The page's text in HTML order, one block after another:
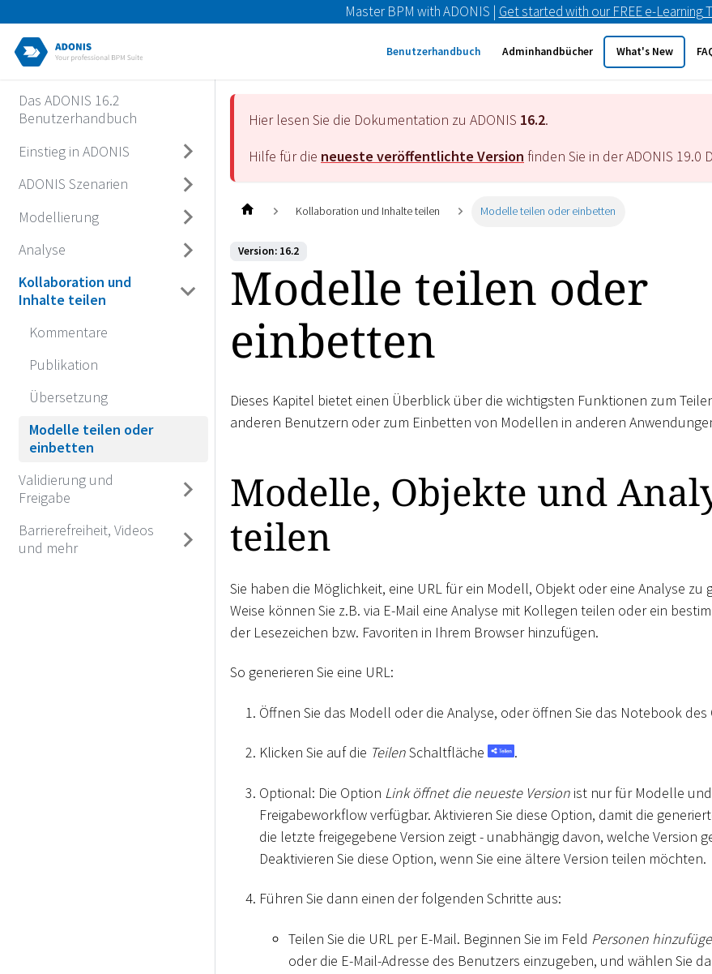
Master BPM with ADONIS | Get started with our FREE e-Learning
Benutzerhandbuch Adminhandbücher What's New
Das ADONIS 16.2
Benutzerhandbuch
Einstieg in ADONIS
ADONIS Szenarien
Modellierung
Analyse
Kollaboration und
Inhalte teilen
Kommentare
Publikation
Übersetzung
Modelle teilen oder
einbetten
Validierung und
Freigabe
Barrierefreiheit, Videos
und mehr
Hier lesen Sie die Dokumentation zu ADONIS 16.2.
Hilfe für die neueste veröffentlichte Version finden Sie in der ADONIS 19.0
Kollaboration und Inhalte teilen Modelle teilen oder einbetten
Version: 16.2
Modelle teilen oder
einbetten
Dieses Kapitel bietet einen Überblick über die wichtigsten Funktionen zum
anderen Benutzern oder zum Einbetten von Modellen in anderen
Modelle, Objekte und
teilen
Sie haben die Möglichkeit, eine URL für ein Modell, Objekt oder eine Analyse zu
Weise können Sie z.B. via E-Mail eine Analyse mit Kollegen teilen oder ein
der Lesezeichen bzw. Favoriten in Ihrem Browser hinzufügen.
So generieren Sie eine URL:
Öffnen Sie das Modell oder die Analyse, oder öffnen Sie das Notebook des
Klicken Sie auf die TeilenSchaltfläche .
Optional: Die Option Link öffnet die neueste Version ist nur für Modelle
Freigabeworkflow verfügbar. Aktivieren Sie diese Option, damit die
die letzte freigegebene Version zeigt - unabhängig davon, welche Version
Deaktivieren Sie diese Option, wenn Sie eine ältere Version teilen möchten.
Führen Sie dann einen der folgenden Schritte aus:
Teilen Sie die URL per E-Mail. Beginnen Sie im Feld Personen
oder die E-Mail-Adresse des Benutzers einzugeben, und wählen Sie